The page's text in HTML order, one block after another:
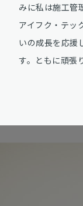
みに私は施工管
アイフク・テッ
いの成長を応援
す。ともに頑張